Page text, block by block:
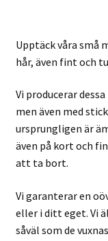
Upptäck våra små
hår, även fint och
Vi producerar
men även med
ursprungligen är
även på kort och
att ta bort.
Vi garanterar en
eller i ditt eget. Vi
såväl som de